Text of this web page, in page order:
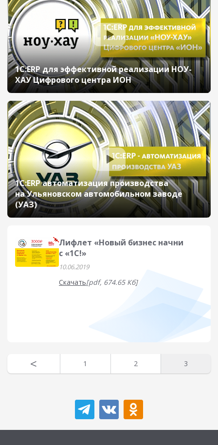
1С:ERP для эффективной реализации НОУ-
ХАУ Цифрового центра ИОН
1С:ERP автоматизация производства
на Ульяновском автомобильном заводе
(УАЗ)
Лифлет «Новый бизнес начни
с «1С!»
10.06.2019
Скачать[pdf, 674.65 Кб]
< 1 2 3